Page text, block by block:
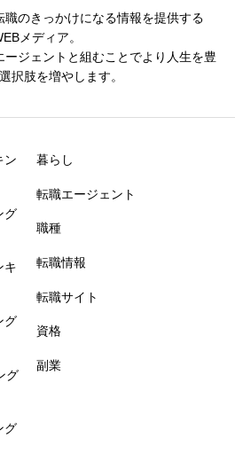
職のきっかけになる情報を提供する
メディア。
ージェントと組むことでより人生を豊
択肢を増やします。
ン
グ
キ
グ
グ
グ
暮らし
転職エージェント
職種
転職情報
転職サイト
資格
副業